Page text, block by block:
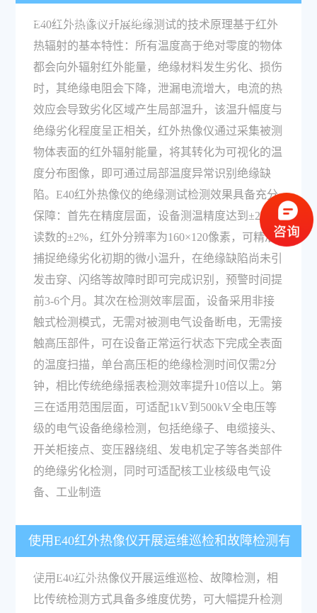
么？检测效果有保障吗？
E40红外热像仪开展绝缘测试的技术原理基于红外
热辐射的基本特性：所有温度高于绝对零度的物体
都会向外辐射红外能量，绝缘材料发生劣化、损伤
时，其绝缘电阻会下降，泄漏电流增大，电流的热
效应会导致劣化区域产生局部温升，该温升幅度与
绝缘劣化程度呈正相关，红外热像仪通过采集被测
物体表面的红外辐射能量，将其转化为可视化的温
度分布图像，即可通过局部温度异常识别绝缘缺
陷。E40红外热像仪的绝缘测试检测效果具备充分
保障：首先在精度层面，设备测温精度达到±2℃或
读数的±2%，红外分辨率为160×120像素，可精准
捕捉绝缘劣化初期的微小温升，在绝缘缺陷尚未引
发击穿、闪络等故障时即可完成识别，预警时间提
前3-6个月。其次在检测效率层面，设备采用非接
触式检测模式，无需对被测电气设备断电，无需接
触高压部件，可在设备正常运行状态下完成全表面
的温度扫描，单台高压柜的绝缘检测时间仅需2分
钟，相比传统绝缘摇表检测效率提升10倍以上。第
三在适用范围层面，可适配1kV到500kV全电压等
级的电气设备绝缘检测，包括绝缘子、电缆接头、
开关柜接点、变压器绕组、发电机定子等各类部件
的绝缘劣化检测，同时可适配核工业核级电气设
备、工业制造
使用E40红外热像仪开展运维巡检和故障检测有
哪些核心优势？
使用E40红外热像仪开展运维巡检、故障检测，相
比传统检测方式具备多维度优势，可大幅提升检测